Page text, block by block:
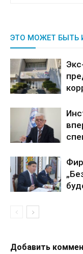
ЭТО МОЖЕТ БЫТЬ
Добавить